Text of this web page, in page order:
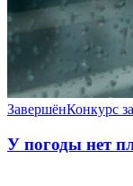
ЗавершёнКонкурс
У погоды нет